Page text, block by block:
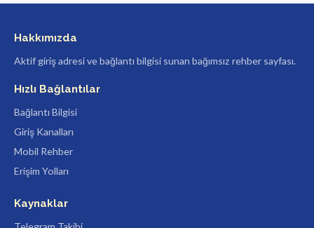
Hakkımızda
Aktif giriş adresi ve bağlantı bilgisi sunan bağımsız rehber sayfası.
Hızlı Bağlantılar
Bağlantı Bilgisi
Giriş Kanalları
Mobil Rehber
Erişim Yolları
Kaynaklar